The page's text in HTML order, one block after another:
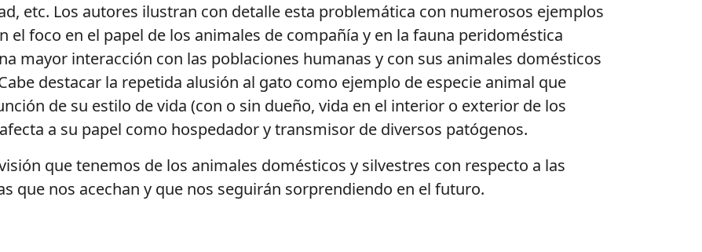
etc. Los autores ilustran con detalle esta problemática con numerosos ejemplos
el foco en el papel de los animales de compañía y en la fauna peridoméstica
mayor interacción con las poblaciones humanas y con sus animales domésticos
destacar la repetida alusión al gato como ejemplo de especie animal que
de su estilo de vida (con o sin dueño, vida en el interior o exterior de los
a su papel como hospedador y transmisor de diversos patógenos.
que tenemos de los animales domésticos y silvestres con respecto a las
que nos acechan y que nos seguirán sorprendiendo en el futuro.